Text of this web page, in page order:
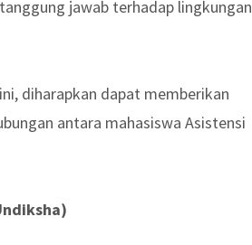
jawab terhadap lingkungan
diharapkan dapat memberikan
antara mahasiswa Asistensi